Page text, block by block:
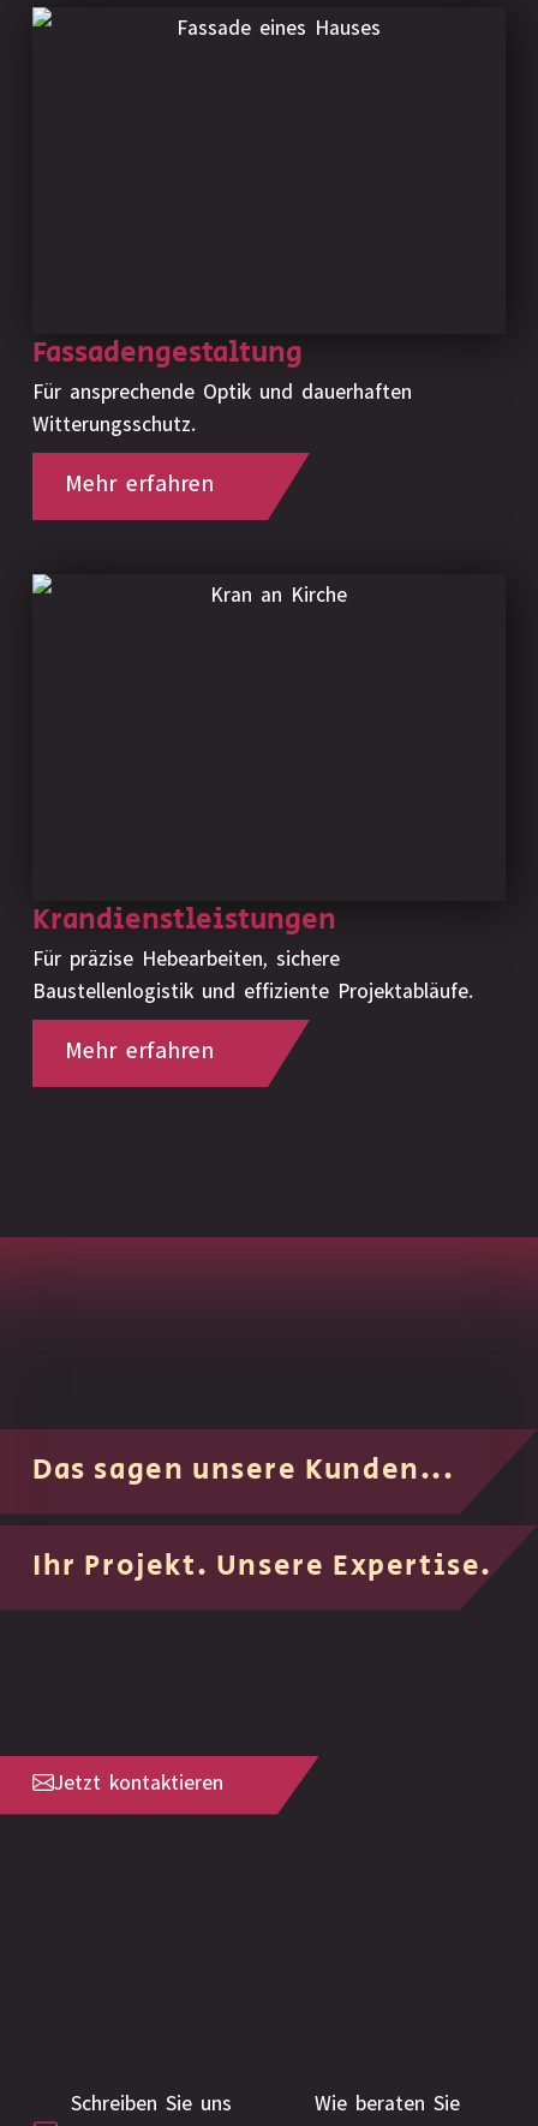
Fassadengestaltung
Für ansprechende Optik und dauerhaften
Witterungsschutz.
Mehr erfahren
Krandienstleistungen
Für präzise Hebearbeiten, sichere
Baustellenlogistik und effiziente Projektabläufe.
Mehr erfahren
Das sagen unsere Kunden...
Ihr Projekt. Unsere Expertise.
Jetzt kontaktieren
Schreiben Sie uns
Wie beraten Sie